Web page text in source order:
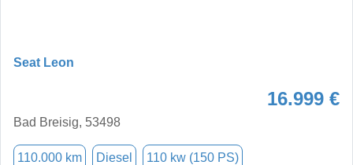
Seat Leon
16.999 €
Bad Breisig, 53498
110.000 km Diesel 110 kw (150 PS)